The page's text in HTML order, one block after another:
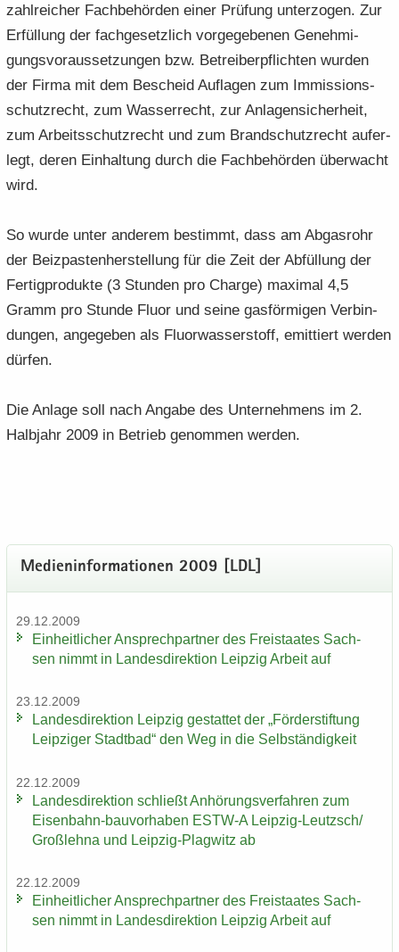
zahl­rei­cher Fach­be­hör­den einer Prü­fung un­ter­zo­gen. Zur
Er­fül­lung der fach­ge­setz­lich vor­ge­ge­be­nen Ge­neh­mi­
gungs­vor­aus­set­zun­gen bzw. Be­trei­ber­pflich­ten wur­den
der Firma mit dem Be­scheid Auf­la­gen zum Im­mis­si­ons­
schutz­recht, zum Was­ser­recht, zur An­la­gen­si­cher­heit,
zum Ar­beits­schutz­recht und zum Brand­schutz­recht auf­er­
legt, deren Ein­hal­tung durch die Fach­be­hör­den über­wacht
wird.
So wurde unter an­de­rem be­stimmt, dass am Ab­gas­rohr
der Beiz­pas­ten­her­stel­lung für die Zeit der Ab­fül­lung der
Fer­tig­pro­duk­te (3 Stun­den pro Char­ge) ma­xi­mal 4,5
Gramm pro Stun­de Fluor und seine gas­för­mi­gen Ver­bin­
dun­gen, an­ge­ge­ben als Flu­or­was­ser­stoff, emit­tiert wer­den
dür­fen.
Die An­la­ge soll nach An­ga­be des Un­ter­neh­mens im 2.
Halb­jahr 2009 in Be­trieb ge­nom­men wer­den.
Me­di­en­in­for­ma­tio­nen 2009 [LDL]
29.12.2009
Ein­heit­li­cher An­sprech­part­ner des Frei­staa­tes Sach­
sen nimmt in Lan­des­di­rek­ti­on Leip­zig Ar­beit auf
23.12.2009
Lan­des­di­rek­ti­on Leip­zig ge­stat­tet der „För­der­stif­tung
Leip­zi­ger Stadt­bad“ den Weg in die Selb­stän­dig­keit
22.12.2009
Lan­des­di­rek­ti­on schließt An­hö­rungs­ver­fah­ren zum
Eisenbahn-​bauvorhaben ESTW-​A Leipzig-​Leutzsch/
Groß­leh­na und Leipzig-​Plagwitz ab
22.12.2009
Ein­heit­li­cher An­sprech­part­ner des Frei­staa­tes Sach­
sen nimmt in Lan­des­di­rek­ti­on Leip­zig Ar­beit auf